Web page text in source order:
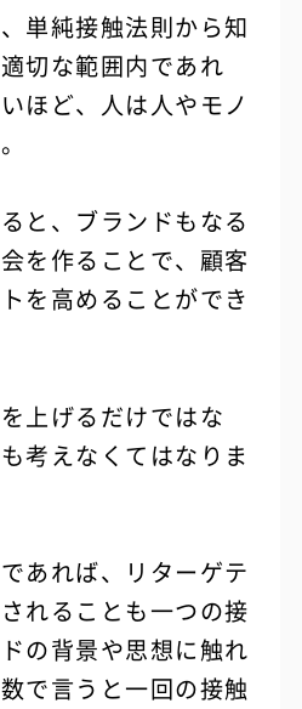
単純接触法則から知
切な範囲内であれ
ほど、人は人やモノ
と、ブランドもなる
を作ることで、顧客
を高めることができ
上げるだけではな
考えなくてはなりま
あれば、リターゲテ
れることも一つの接
の背景や思想に触れ
で言うと一回の接触